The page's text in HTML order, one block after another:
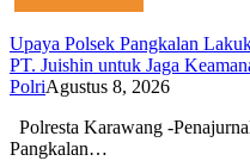
Upaya Polsek Pangkalan
PT. Juishin untuk Jaga
PolriAgustus 8, 2026
Polresta Karawang -
Pangkalan…